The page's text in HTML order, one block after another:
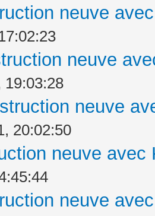
neuve
neuve
19:03:28
neuve
20:02:50
neuve avec
neuve